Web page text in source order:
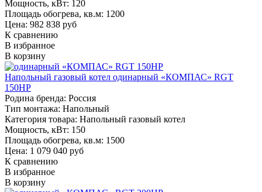
Мощность, кВт: 120
Площадь обогрева, кв.м: 1200
Цена: 982 838 руб
К сравнению
В избранное
В корзину
Напольный газовый котел одинарный «КОМПАС» RGT
150HP
Родина бренда: Россия
Тип монтажа: Напольный
Категория товара: Напольный газовый котел
Мощность, кВт: 150
Площадь обогрева, кв.м: 1500
Цена: 1 079 040 руб
К сравнению
В избранное
В корзину